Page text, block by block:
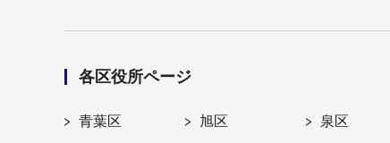
各区役所ページ
青葉区 旭区 泉区